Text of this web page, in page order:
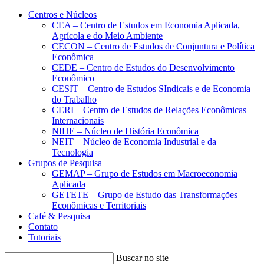
Conteúdo principal Menu principal
Centros e Núcleos
CEA – Centro de Estudos em Economia Aplicada,
Agrícola e do Meio Ambiente
CECON – Centro de Estudos de Conjuntura e Política
Econômica
CEDE – Centro de Estudos do Desenvolvimento
Econômico
CESIT – Centro de Estudos SIndicais e de Economia
do Trabalho
CERI – Centro de Estudos de Relações Econômicas
Internacionais
NIHE – Núcleo de História Econômica
NEIT – Núcleo de Economia Industrial e da
Tecnologia
Grupos de Pesquisa
GEMAP – Grupo de Estudos em Macroeconomia
Aplicada
GETETE – Grupo de Estudo das Transformações
Econômicas e Territoriais
Café & Pesquisa
Contato
Tutoriais
Buscar no site